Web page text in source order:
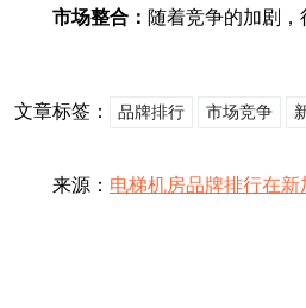
市场整合： 随着竞争的加剧，
文章标签： 品牌排行 市场竞争
来源： 电梯机房品牌排行在